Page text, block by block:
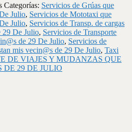
Categorías: Servicios de Grúas que
Julio, Servicios de Mototaxi que
Julio, Servicios de Transp. de cargas
29 De Julio, Servicios de Transporte
de 29 De Julio, Servicios de
mis vecin@s de 29 De Julio, Taxi
DE VIAJES Y MUDANZAS QUE
DE 29 DE JULIO